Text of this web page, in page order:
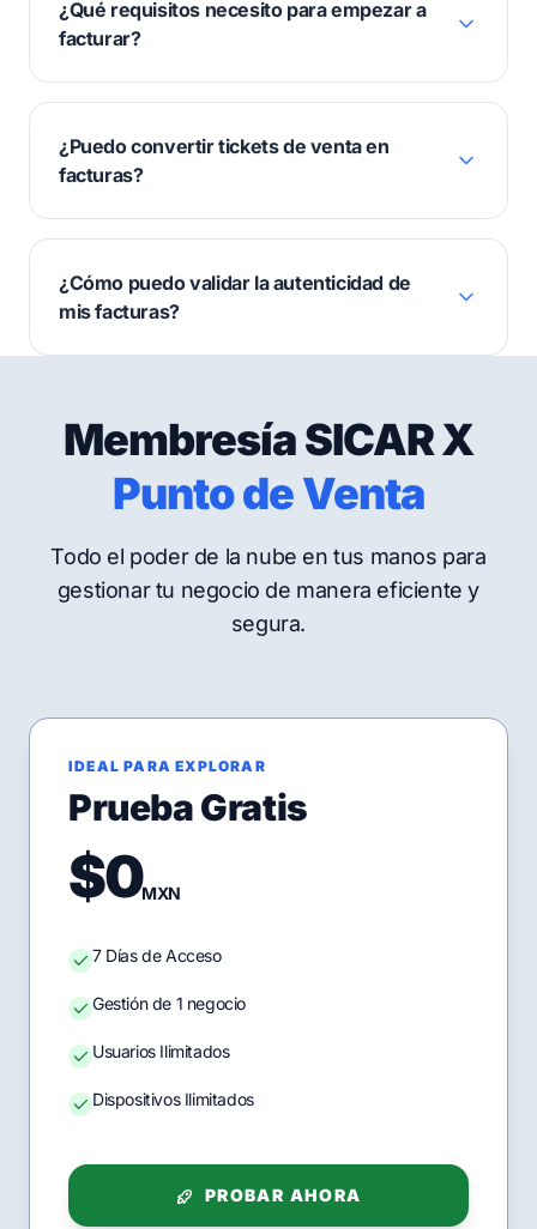
¿Qué requisitos necesito para empezar a
facturar?
¿Puedo convertir tickets de venta en
facturas?
¿Cómo puedo validar la autenticidad de
mis facturas?
Membresía SICAR X
Punto de Venta
Todo el poder de la nube en tus manos para
gestionar tu negocio de manera eficiente y
segura.
IDEAL PARA EXPLORAR
Prueba Gratis
$0MXN
7 Días de Acceso
Gestión de 1 negocio
Usuarios Ilimitados
Dispositivos Ilimitados
PROBAR AHORA